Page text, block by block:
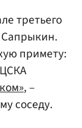
третьего
Сапрыкин.
примету:
, –
соседу.